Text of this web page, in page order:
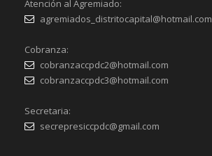
Atención al Agremiado:
agremiados_distritocapital@hotmail.com
Cobranza:
cobranzaccpdc2@hotmail.com
cobranzaccpdc3@hotmail.com
Secretaria:
secrepresiccpdc@gmail.com